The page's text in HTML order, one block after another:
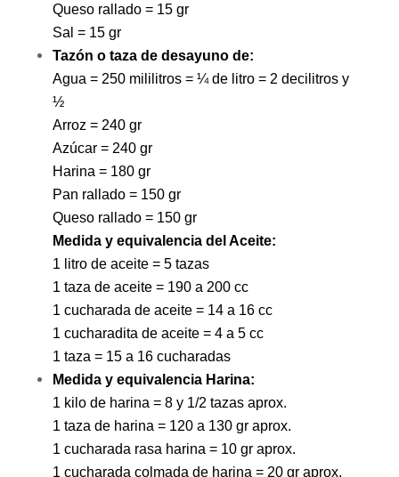
Queso rallado = 15 gr
Sal = 15 gr
Tazón o taza de desayuno de:
Agua = 250 mililitros = ¼ de litro = 2 decilitros y
½
Arroz = 240 gr
Azúcar = 240 gr
Harina = 180 gr
Pan rallado = 150 gr
Queso rallado = 150 gr
Medida y equivalencia del Aceite:
1 litro de aceite = 5 tazas
1 taza de aceite = 190 a 200 cc
1 cucharada de aceite = 14 a 16 cc
1 cucharadita de aceite = 4 a 5 cc
1 taza = 15 a 16 cucharadas
Medida y equivalencia Harina:
1 kilo de harina = 8 y 1/2 tazas aprox.
1 taza de harina = 120 a 130 gr aprox.
1 cucharada rasa harina = 10 gr aprox.
1 cucharada colmada de harina = 20 gr aprox.